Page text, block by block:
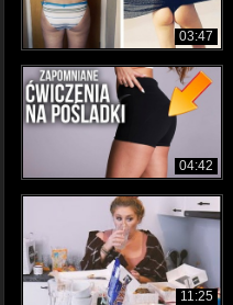
03:47
04:42
11:25